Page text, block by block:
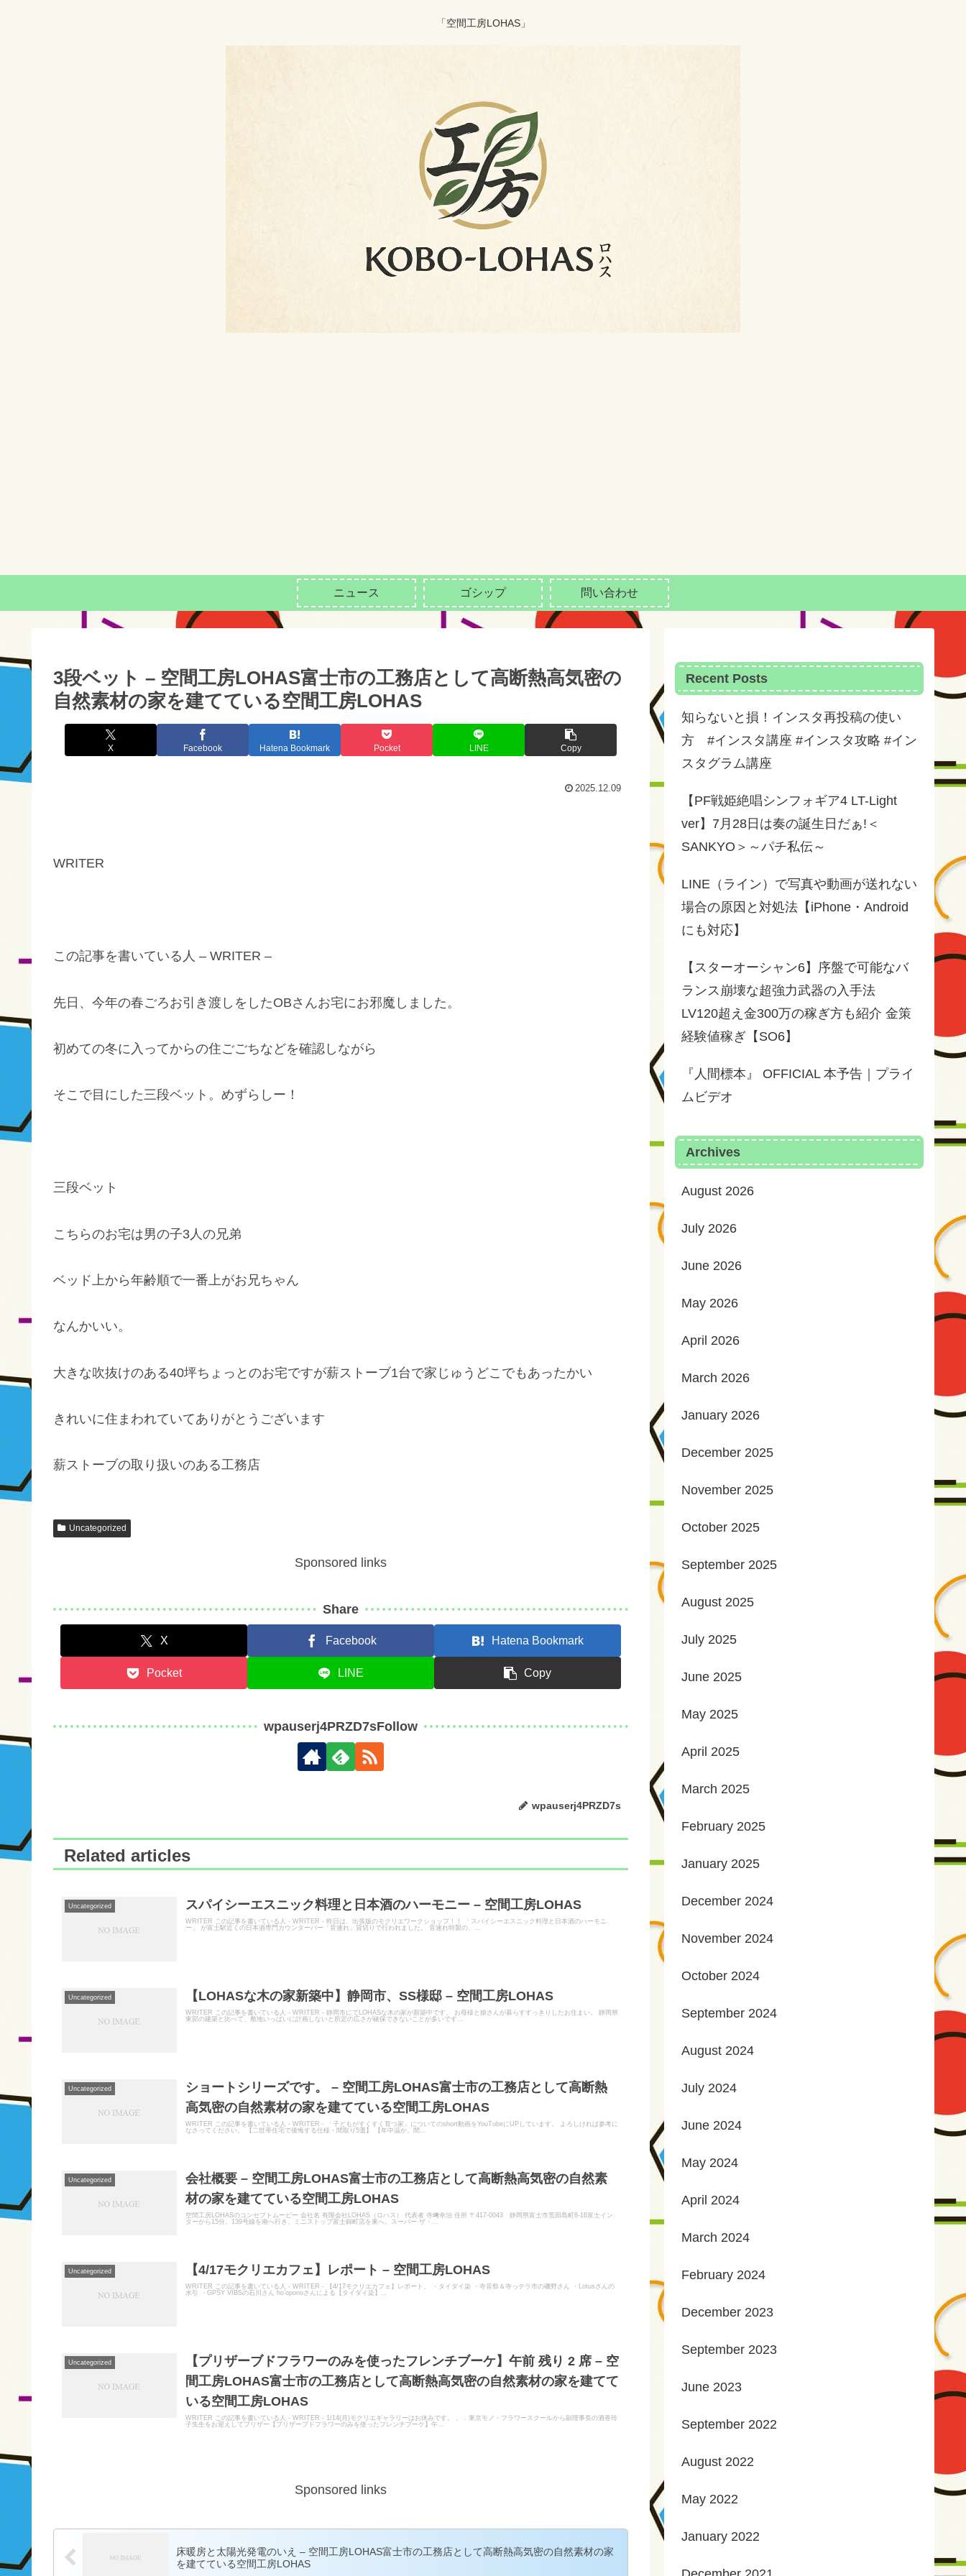
「空間工房LOHAS」
ニュース ゴシップ 問い合わせ
3段ベット – 空間工房LOHAS富士市の工務店として高断熱高気密の
自然素材の家を建てている空間工房LOHAS
X Facebook Hatena Bookmark Pocket LINE Copy
2025.12.09
WRITER
この記事を書いている人 – WRITER –
先日、今年の春ごろお引き渡しをしたOBさんお宅にお邪魔しました。
初めての冬に入ってからの住ごごちなどを確認しながら
そこで目にした三段ベット。めずらしー！
三段ベット
こちらのお宅は男の子3人の兄弟
ベッド上から年齢順で一番上がお兄ちゃん
なんかいい。
大きな吹抜けのある40坪ちょっとのお宅ですが薪ストーブ1台で家じゅうどこでもあったかい
きれいに住まわれていてありがとうございます
薪ストーブの取り扱いのある工務店
Uncategorized
Sponsored links
Share
X Facebook Hatena Bookmark
Pocket LINE Copy
wpauserj4PRZD7sFollow
wpauserj4PRZD7s
Related articles
Uncategorized スパイシーエスニック料理と日本酒のハーモニー – 空間工房LOHAS
WRITER この記事を書いている人 - WRITER - 昨日は、出張版のモクリエワークショップ！！ 「スパイシーエスニック料理と日本酒のハーモニ
ー」 が富士駅近くの日本酒専門カウンターバー「音連れ」貸切りで行われました。 音連れ特製の、...
Uncategorized 【LOHASな木の家新築中】静岡市、SS様邸 – 空間工房LOHAS
WRITER この記事を書いている人 - WRITER - 静岡市にてLOHASな木の家が新築中です。 お母様と娘さんが暮らすすっきりしたお住まい。 静岡県
東部の建築と比べて、敷地いっぱいに計画しないと所定の広さが確保できないことが多いです...
Uncategorized
ショートシリーズです。 – 空間工房LOHAS富士市の工務店として高断熱
高気密の自然素材の家を建てている空間工房LOHAS
WRITER この記事を書いている人 - WRITER - 「子どもがすくすく育つ家」についてのshort動画をYouTubeにUPしています。 よろしければ参考に
なさってください。 【二世帯住宅で後悔する仕様・間取り5選】 【年中温か。間...
Uncategorized
会社概要 – 空間工房LOHAS富士市の工務店として高断熱高気密の自然素
材の家を建てている空間工房LOHAS
空間工房LOHASのコンセプトムービー 会社名 有限会社LOHAS（ロハス） 代表者 寺﨑幸治 住所 〒417-0043 静岡県富士市荒田島町8-16富士イン
ターから15分。139号線を南へ行き、ミニストップ富士錦町店を東へ。スーパー ザ・...
Uncategorized 【4/17モクリエカフェ】レポート – 空間工房LOHAS
WRITER この記事を書いている人 - WRITER - 【4/17モクリエカフェ】レポート。 ・タイダイ染 ・寺音祭＆寺っテラ市の磯野さん ・Lotusさんの
水引 ・GPSY VIBSの石川さん ho’oponoさんによる【タイダイ染】...
Uncategorized
【プリザーブドフラワーのみを使ったフレンチブーケ】午前 残り 2 席 – 空
間工房LOHAS富士市の工務店として高断熱高気密の自然素材の家を建てて
いる空間工房LOHAS
WRITER この記事を書いている人 - WRITER - 1/14(月)モクリエギャラリーはお休みです。 。 . 東京モノ・フラワースクールから副理事長の酒巻玲
子先生をお迎えしてプリザー【プリザーブドフラワーのみを使ったフレンチブーケ】午...
Sponsored links
床暖房と太陽光発電のいえ – 空間工房LOHAS富士市の工務店として高断熱高気密の自然素材の家
を建てている空間工房LOHAS
Recent Posts
知らないと損！インスタ再投稿の使い
方 #インスタ講座 #インスタ攻略 #イン
スタグラム講座
【PF戦姫絶唱シンフォギア4 LT-Light
ver】7月28日は奏の誕生日だぁ!＜
SANKYO＞～パチ私伝～
LINE（ライン）で写真や動画が送れない
場合の原因と対処法【iPhone・Android
にも対応】
【スターオーシャン6】序盤で可能なバ
ランス崩壊な超強力武器の入手法
LV120超え金300万の稼ぎ方も紹介 金策
経験値稼ぎ【SO6】
『人間標本』 OFFICIAL 本予告｜プライ
ムビデオ
Archives
August 2026
July 2026
June 2026
May 2026
April 2026
March 2026
January 2026
December 2025
November 2025
October 2025
September 2025
August 2025
July 2025
June 2025
May 2025
April 2025
March 2025
February 2025
January 2025
December 2024
November 2024
October 2024
September 2024
August 2024
July 2024
June 2024
May 2024
April 2024
March 2024
February 2024
December 2023
September 2023
June 2023
September 2022
August 2022
May 2022
January 2022